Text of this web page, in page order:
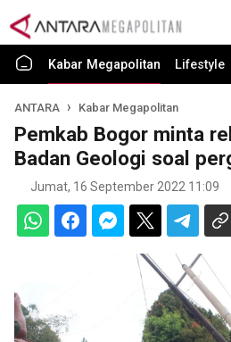
Kabar Megapolitan Lifestyle
ANTARA Kabar Megapolitan
Pemkab Bogor minta
Badan Geologi soal
Jumat, 16 September 2022 11:09